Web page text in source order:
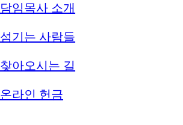
담임목사 소개
섬기는 사람들
찾아오시는 길
온라인 헌금